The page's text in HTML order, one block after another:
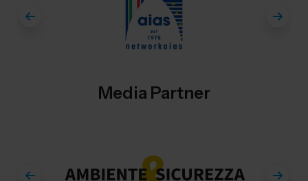
Media Partner